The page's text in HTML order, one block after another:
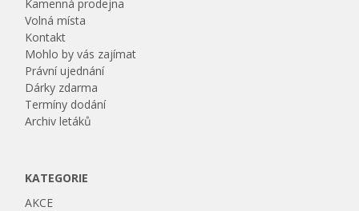
Kamenná prodejna
Volná místa
Kontakt
Mohlo by vás zajímat
Právní ujednání
Dárky zdarma
Termíny dodání
Archiv letáků
KATEGORIE
AKCE